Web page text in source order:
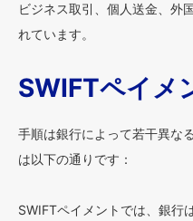
ビジネス取引、個人送金、外
れています。
SWIFTペイメ
手順は銀行によって若干異な
は以下の通りです：
SWIFTペイメントでは、銀行